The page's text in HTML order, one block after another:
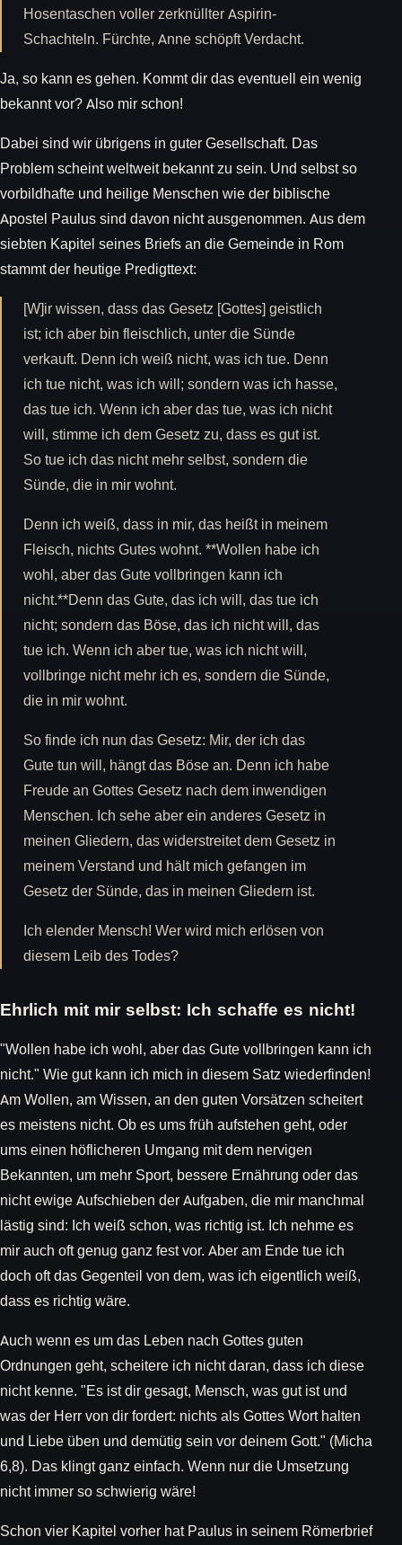
Hosentaschen voller zerknüllter Aspirin-
Schachteln. Fürchte, Anne schöpft Verdacht.
Ja, so kann es gehen. Kommt dir das eventuell ein wenig
bekannt vor? Also mir schon!
Dabei sind wir übrigens in guter Gesellschaft. Das
Problem scheint weltweit bekannt zu sein. Und selbst so
vorbildhafte und heilige Menschen wie der biblische
Apostel Paulus sind davon nicht ausgenommen. Aus dem
siebten Kapitel seines Briefs an die Gemeinde in Rom
stammt der heutige Predigttext:
[W]ir wissen, dass das Gesetz [Gottes] geistlich
ist; ich aber bin fleischlich, unter die Sünde
verkauft. Denn ich weiß nicht, was ich tue. Denn
ich tue nicht, was ich will; sondern was ich hasse,
das tue ich. Wenn ich aber das tue, was ich nicht
will, stimme ich dem Gesetz zu, dass es gut ist.
So tue ich das nicht mehr selbst, sondern die
Sünde, die in mir wohnt.
Denn ich weiß, dass in mir, das heißt in meinem
Fleisch, nichts Gutes wohnt. **Wollen habe ich
wohl, aber das Gute vollbringen kann ich
nicht.**Denn das Gute, das ich will, das tue ich
nicht; sondern das Böse, das ich nicht will, das
tue ich. Wenn ich aber tue, was ich nicht will,
vollbringe nicht mehr ich es, sondern die Sünde,
die in mir wohnt.
So finde ich nun das Gesetz: Mir, der ich das
Gute tun will, hängt das Böse an. Denn ich habe
Freude an Gottes Gesetz nach dem inwendigen
Menschen. Ich sehe aber ein anderes Gesetz in
meinen Gliedern, das widerstreitet dem Gesetz in
meinem Verstand und hält mich gefangen im
Gesetz der Sünde, das in meinen Gliedern ist.
Ich elender Mensch! Wer wird mich erlösen von
diesem Leib des Todes?
Ehrlich mit mir selbst: Ich schaffe es nicht!
"Wollen habe ich wohl, aber das Gute vollbringen kann ich
nicht." Wie gut kann ich mich in diesem Satz wiederfinden!
Am Wollen, am Wissen, an den guten Vorsätzen scheitert
es meistens nicht. Ob es ums früh aufstehen geht, oder
ums einen höflicheren Umgang mit dem nervigen
Bekannten, um mehr Sport, bessere Ernährung oder das
nicht ewige Aufschieben der Aufgaben, die mir manchmal
lästig sind: Ich weiß schon, was richtig ist. Ich nehme es
mir auch oft genug ganz fest vor. Aber am Ende tue ich
doch oft das Gegenteil von dem, was ich eigentlich weiß,
dass es richtig wäre.
Auch wenn es um das Leben nach Gottes guten
Ordnungen geht, scheitere ich nicht daran, dass ich diese
nicht kenne. "Es ist dir gesagt, Mensch, was gut ist und
was der Herr von dir fordert: nichts als Gottes Wort halten
und Liebe üben und demütig sein vor deinem Gott." (Micha
6,8). Das klingt ganz einfach. Wenn nur die Umsetzung
nicht immer so schwierig wäre!
Schon vier Kapitel vorher hat Paulus in seinem Römerbrief